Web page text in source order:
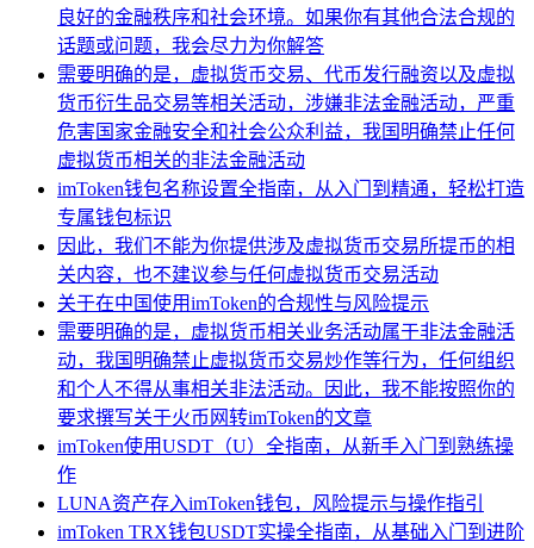
良好的金融秩序和社会环境。如果你有其他合法合规的
话题或问题，我会尽力为你解答
需要明确的是，虚拟货币交易、代币发行融资以及虚拟
货币衍生品交易等相关活动，涉嫌非法金融活动，严重
危害国家金融安全和社会公众利益，我国明确禁止任何
虚拟货币相关的非法金融活动
imToken钱包名称设置全指南，从入门到精通，轻松打造
专属钱包标识
因此，我们不能为你提供涉及虚拟货币交易所提币的相
关内容，也不建议参与任何虚拟货币交易活动
关于在中国使用imToken的合规性与风险提示
需要明确的是，虚拟货币相关业务活动属于非法金融活
动，我国明确禁止虚拟货币交易炒作等行为，任何组织
和个人不得从事相关非法活动。因此，我不能按照你的
要求撰写关于火币网转imToken的文章
imToken使用USDT（U）全指南，从新手入门到熟练操
作
LUNA资产存入imToken钱包，风险提示与操作指引
imToken TRX钱包USDT实操全指南，从基础入门到进阶